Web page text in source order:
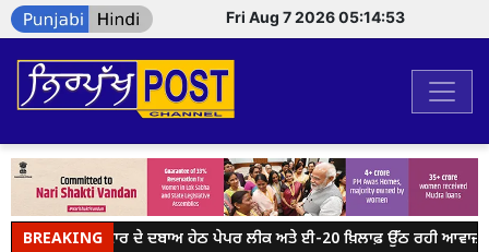
Fri Aug 7 2026 05:14:53
BREAKING
ਮੋਦੀ ਸਰਕਾਰ ਦੇ ਦਬਾਅ ਹੇਠ ਪੇਪਰ ਲੀਕ ਅਤੇ ਈ-20 ਖ਼ਿਲਾਫ਼ ਉੱਠ ਰਹੀ ਆਵਾਜ਼ ਨੂੰ